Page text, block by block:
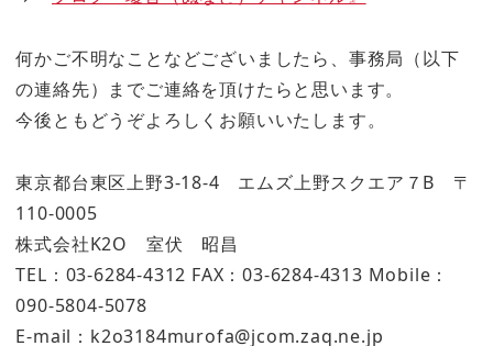
何かご不明なことなどございましたら、事務局（以下
の連絡先）までご連絡を頂けたらと思います。
今後ともどうぞよろしくお願いいたします。
東京都台東区上野3-18-4 エムズ上野スクエア７B 〒
110-0005
株式会社K2O 室伏 昭昌
TEL：03-6284-4312 FAX：03-6284-4313 Mobile：
090-5804-5078
E-mail：k2o3184murofa@jcom.zaq.ne.jp